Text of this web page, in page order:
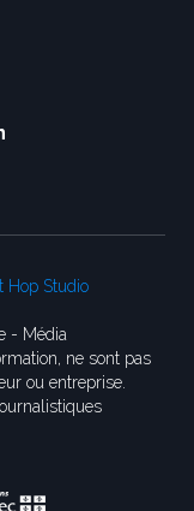
Hop Studio
- Média
ne sont pas
ou entreprise.